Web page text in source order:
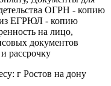
ОГРН - копию
из ЕГРЮЛ - копию
на лицо,
документов
рассрочку
г Ростов на дону